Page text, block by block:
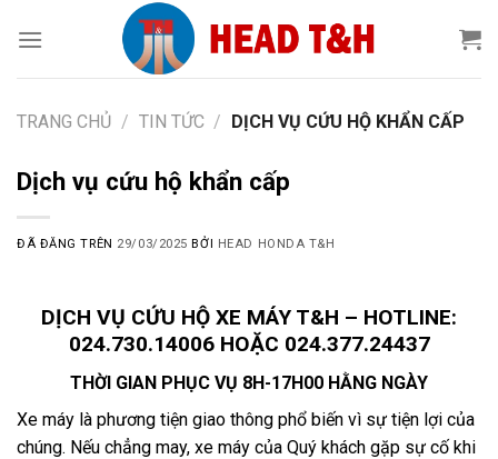
đến
TRANG CHỦ / TIN TỨC / DỊCH VỤ CỨU HỘ KHẨN CẤP
Dịch vụ cứu hộ khẩn cấp
ĐÃ ĐĂNG TRÊN 29/03/2025 BỞI HEAD HONDA T&H
DỊCH VỤ CỨU HỘ XE MÁY T&H – HOTLINE:
024.730.14006 HOẶC 024.377.24437
THỜI GIAN PHỤC VỤ 8H-17H00 HẰNG NGÀY
Xe máy là phương tiện giao thông phổ biến vì sự tiện lợi của
chúng. Nếu chẳng may, xe máy của Quý khách gặp sự cố khi